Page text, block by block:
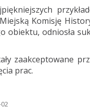
Komisję
obiektu, odniosła
zaakceptowane
prac.